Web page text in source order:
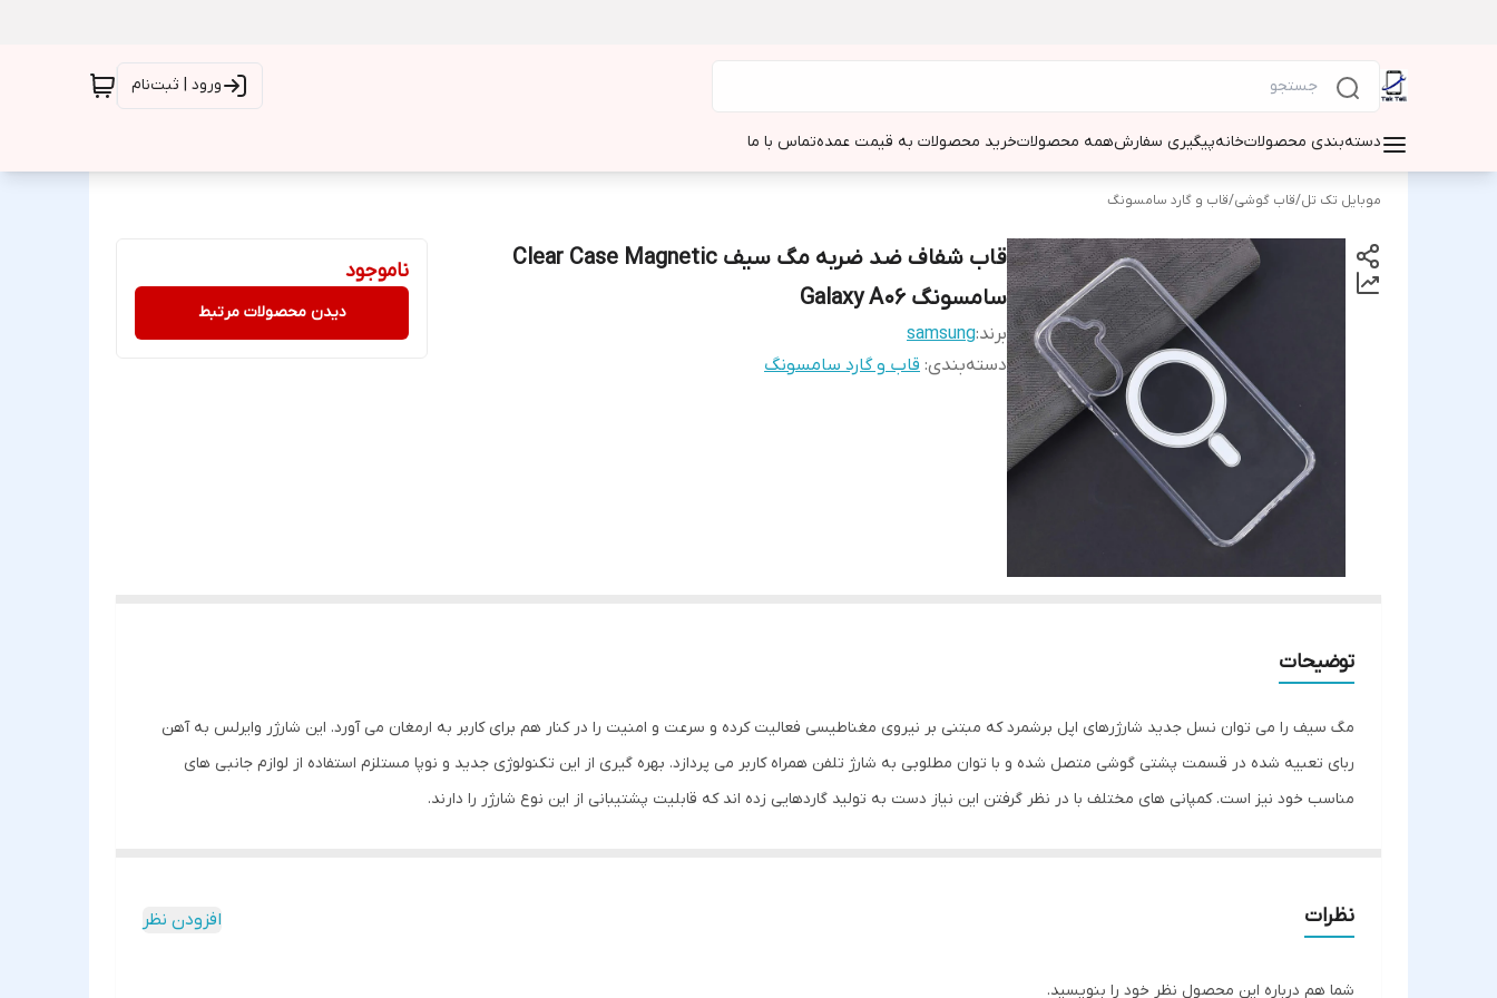
ورود | ثبت‌نام
دسته‌بندی محصولاتخانهپیگیری سفارشهمه محصولاتخرید محصولات به قیمت عمدهتماس با ما
موبایل تک تل/قاب گوشی/قاب و گارد سامسونگ
قاب شفاف ضد ضربه مگ سیف Clear Case Magnetic
سامسونگ Galaxy A06
برند:samsung
دسته‌بندی: قاب و گارد سامسونگ
ناموجود
دیدن محصولات مرتبط
توضیحات
مگ سیف را می توان نسل جدید شارژرهای اپل برشمرد که مبتنی بر نیروی مغناطیسی فعالیت کرده و سرعت و امنیت را در کنار هم برای کاربر به ارمغان می آورد. این شارژر وایرلس به آهن
ربای تعبیه شده در قسمت پشتی گوشی متصل شده و با توان مطلوبی به شارژ تلفن همراه کاربر می پردازد. بهره گیری از این تکنولوژی جدید و نوپا مستلزم استفاده از لوازم جانبی های
مناسب خود نیز است. کمپانی های مختلف با در نظر گرفتن این نیاز دست به تولید گاردهایی زده اند که قابلیت پشتیبانی از این نوع شارژر را دارند.
ها و دوربین در این قاب به خوبی برش خورده است تا در مواقع نیاز به آسانی به آنها دسترسی داشته باشید.
نظرات افزودن نظر
شما هم درباره این محصول نظر خود را بنویسید.